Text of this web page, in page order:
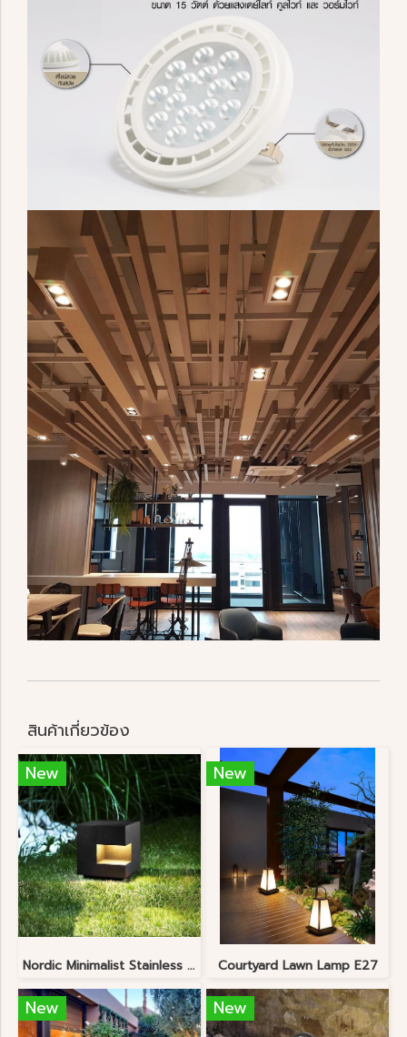
สินค้าเกี่ยวข้อง
New
Nordic Minimalist Stainless Steel Lawn Lamp
New
Courtyard Lawn Lamp E27
New New